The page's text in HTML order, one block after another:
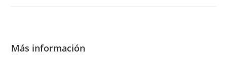
Más información